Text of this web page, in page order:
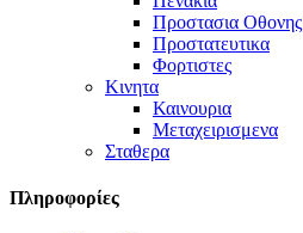
Προστασια Οθονης
Προστατευτικα
Φορτιστες
Κινητα
Καινουρια
Μεταχειρισμενα
Σταθερα
Πληροφορίες